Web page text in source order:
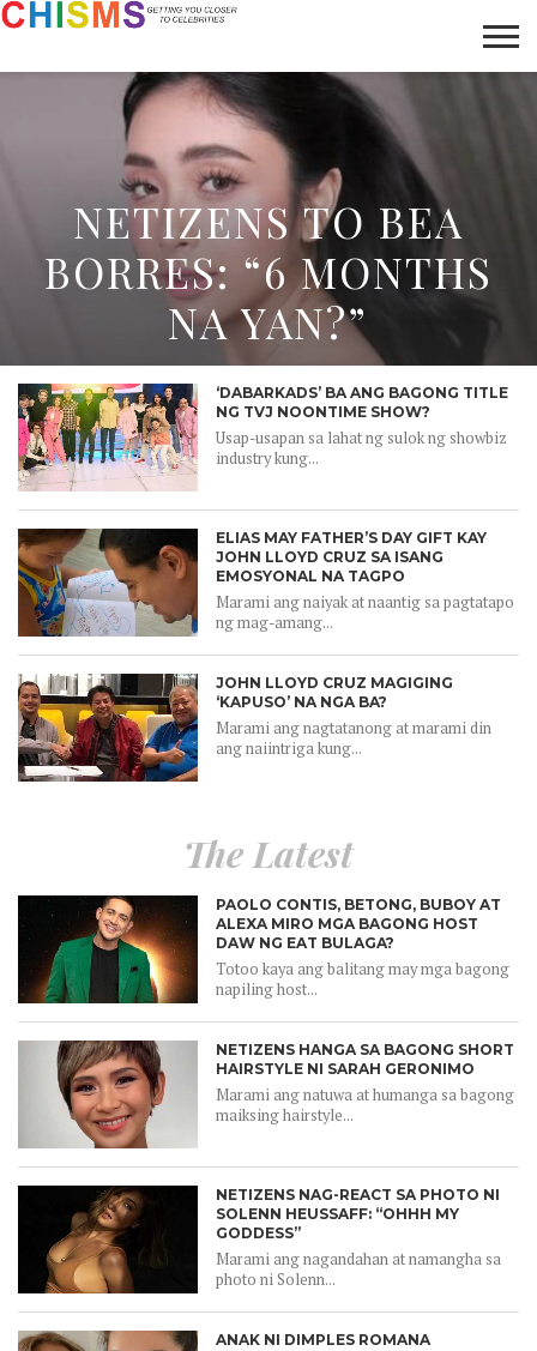
LIFESTYLE
GALLERY
ARTICLES
ABOUT
NETIZENS TO BEA
BORRES: “6 MONTHS
NA YAN?”
‘DABARKADS’ BA ANG BAGONG TITLE
NG TVJ NOONTIME SHOW?
Usap-usapan sa lahat ng sulok ng showbiz
industry kung...
ELIAS MAY FATHER’S DAY GIFT KAY
JOHN LLOYD CRUZ SA ISANG
EMOSYONAL NA TAGPO
Marami ang naiyak at naantig sa pagtatapo
ng mag-amang...
JOHN LLOYD CRUZ MAGIGING
‘KAPUSO’ NA NGA BA?
Marami ang nagtatanong at marami din
ang naiintriga kung...
The Latest
PAOLO CONTIS, BETONG, BUBOY AT
ALEXA MIRO MGA BAGONG HOST
DAW NG EAT BULAGA?
Totoo kaya ang balitang may mga bagong
napiling host...
NETIZENS HANGA SA BAGONG SHORT
HAIRSTYLE NI SARAH GERONIMO
Marami ang natuwa at humanga sa bagong
maiksing hairstyle...
NETIZENS NAG-REACT SA PHOTO NI
SOLENN HEUSSAFF: “OHHH MY
GODDESS”
Marami ang nagandahan at namangha sa
photo ni Solenn...
ANAK NI DIMPLES ROMANA